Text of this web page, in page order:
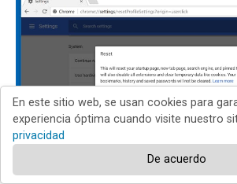
En este sitio web, se usan cookies para
experiencia óptima cuando visite nuestro
privacidad
De acuerdo